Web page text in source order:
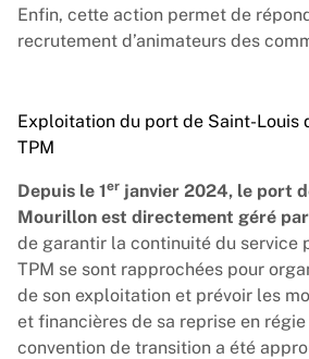
Enfin, cette action permet de
recrutement d’animateurs des
Exploitation du port de Saint-Louis
TPM
Depuis le 1er janvier 2024, le port
Mourillon est directement géré
de garantir la continuité du service
TPM se sont rapprochées pour
de son exploitation et prévoir les
et financières de sa reprise en
convention de transition a été